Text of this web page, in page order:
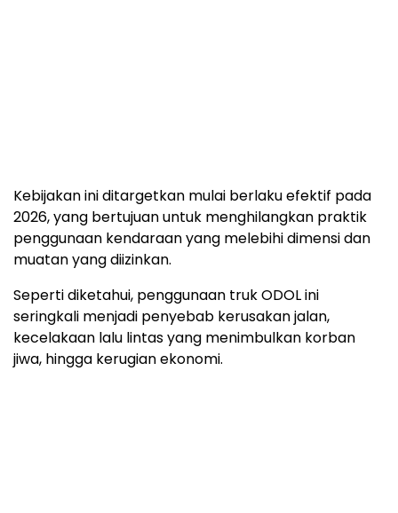
Kebijakan ini ditargetkan mulai berlaku efektif pada
2026, yang bertujuan untuk menghilangkan praktik
penggunaan kendaraan yang melebihi dimensi dan
muatan yang diizinkan.
Seperti diketahui, penggunaan truk ODOL ini
seringkali menjadi penyebab kerusakan jalan,
kecelakaan lalu lintas yang menimbulkan korban
jiwa, hingga kerugian ekonomi.